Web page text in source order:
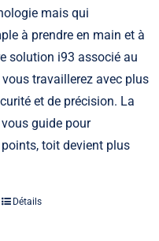
mais qui
à prendre en main et à
solution i93 associé au
travaillerez avec plus
et de précision. La
guide pour
toit devient plus
Détails